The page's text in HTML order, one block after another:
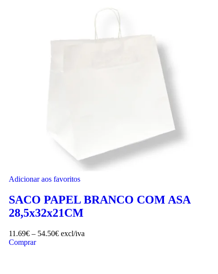
Adicionar aos favoritos
SACO PAPEL BRANCO COM ASA
28,5x32x21CM
11.69€ – 54.50€ excl/iva
Comprar